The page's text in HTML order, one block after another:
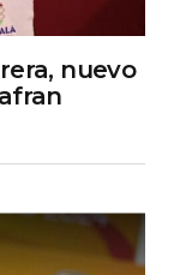
nuevo